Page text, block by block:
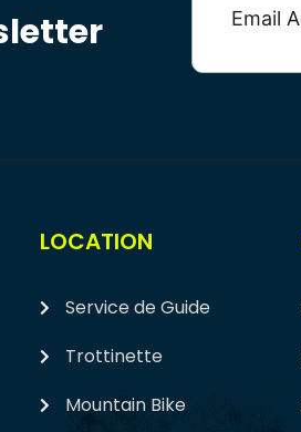
LOCATION
Service de Guide
Trottinette
Mountain Bike